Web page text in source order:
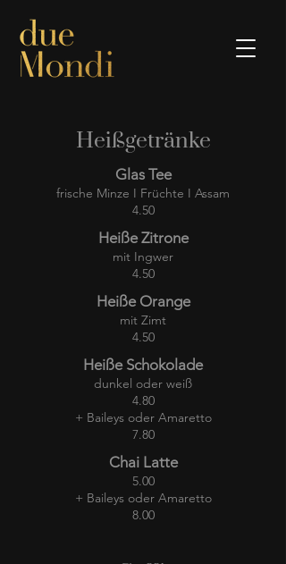
Heißgetränke
Glas Tee
frische Minze I Früchte I Assam
4.50
Heiße Zitrone
mit Ingwer
4.50
Heiße Orange
mit Zimt
4.50
Heiße Schokolade
dunkel oder weiß
4.80
+ Baileys oder Amaretto
7.80
Chai Latte
5.00
+ Baileys oder Amaretto
8.00